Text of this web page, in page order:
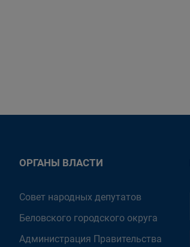
ОРГАНЫ ВЛАСТИ
Совет народных депутатов
Беловского городского округа
Администрация Правительства